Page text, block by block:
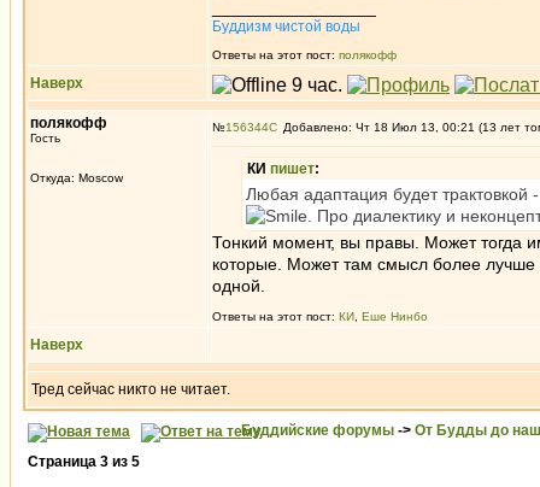
Буддизм чистой воды
Ответы на этот пост: полякофф
Наверх
полякофф
Гость
Откуда: Moscow
№156344 Добавлено: Чт 18 Июл 13, 00:21 (13 лет
КИ пишет:
Любая адаптация будет
. Про диалектику и
Тонкий момент, вы правы. Может тогда
которые. Может там смысл более лучше
одной.
Ответы на этот пост: КИ Еше Нинбо
Наверх
Тред сейчас никто не читает.
Буддийские форумы -> От Будды до
Страница 3 из 5